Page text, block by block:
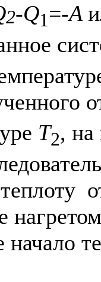
2-Q1=-A
T2, на
начало